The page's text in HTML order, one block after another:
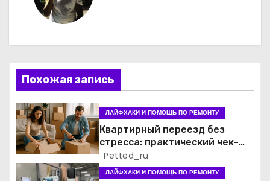
ц
и
я
п
о
з
Похожая запись
ЛАЙФХАКИ И ПОМОЩЬ ПО РЕМОНТУ
Квартирный переезд без
стресса: практический чек-
лист для семьи
Petted_ru
ЛАЙФХАКИ И ПОМОЩЬ ПО РЕМОНТУ